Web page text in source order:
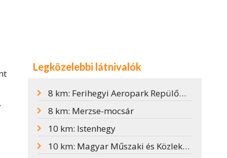
Legközelebbi látnivalók
8 km: Ferihegyi Aeropark Repülőmúzeum
8 km: Merzse-mocsár
10 km: Istenhegy
10 km: Magyar Műszaki és Közlekedési Múzeum